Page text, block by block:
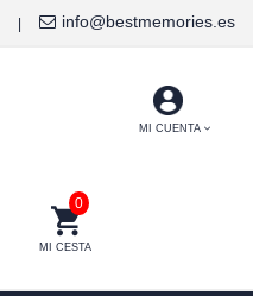
info@bestmemories.es
MI CUENTA
MI CESTA
0